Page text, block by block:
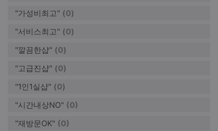
"가성비최고" (0)
"서비스최고" (0)
"깔끔한샵" (0)
"고급진샵" (0)
"1인1실샵" (0)
"시간내상NO" (0)
"재방문OK" (0)